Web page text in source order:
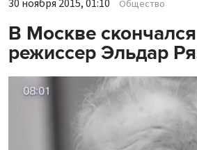
30 ноября 2015, 01:10 Общество
В Москве скончался
режиссер Эльдар